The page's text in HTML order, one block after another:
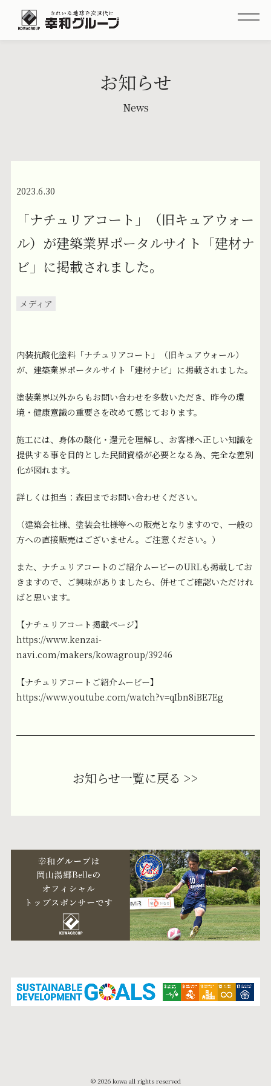
お知らせ
News
2023.6.30
「ナチュリアコート」（旧キュアウォー
ル）が建築業界ポータルサイト「建材ナ
ビ」に掲載されました。
メディア
内装抗酸化塗料「ナチュリアコート」（旧キュアウォール）
が、建築業界ポータルサイト「建材ナビ」に掲載されました。
塗装業界以外からもお問い合わせを多数いただき、昨今の環
境・健康意識の重要さを改めて感じております。
施工には、身体の酸化・還元を理解し、お客様へ正しい知識を
提供する事を目的とした民間資格が必要となる為、完全な差別
化が図れます。
詳しくは担当：森田までお問い合わせください。
（建築会社様、塗装会社様等への販売となりますので、一般の
方への直接販売はございません。ご注意ください。）
また、ナチュリアコートのご紹介ムービーのURLも掲載してお
きますので、ご興味がありましたら、併せてご確認いただけれ
ばと思います。
【ナチュリアコート掲載ページ】
https://www.kenzai-
navi.com/makers/kowagroup/39246
【ナチュリアコートご紹介ムービー】
https://www.youtube.com/watch?v=qIbn8iBE7Eg
お知らせ一覧に戻る >>
© 2026 kowa all rights reserved